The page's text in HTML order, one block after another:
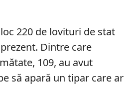
220 de lovituri de stat
Dintre care
109, au avut
să apară un tipar care ar